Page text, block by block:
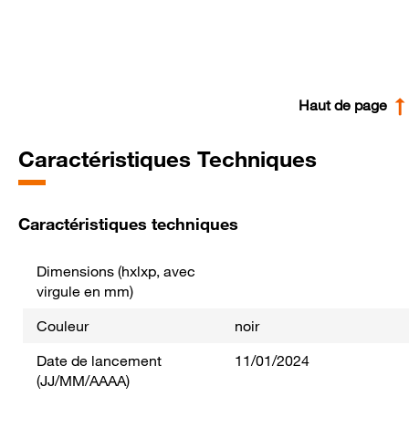
Haut de page
Caractéristiques Techniques
Caractéristiques techniques
Dimensions (hxlxp, avec
virgule en mm)
Couleur
noir
Date de lancement
(JJ/MM/AAAA)
11/01/2024